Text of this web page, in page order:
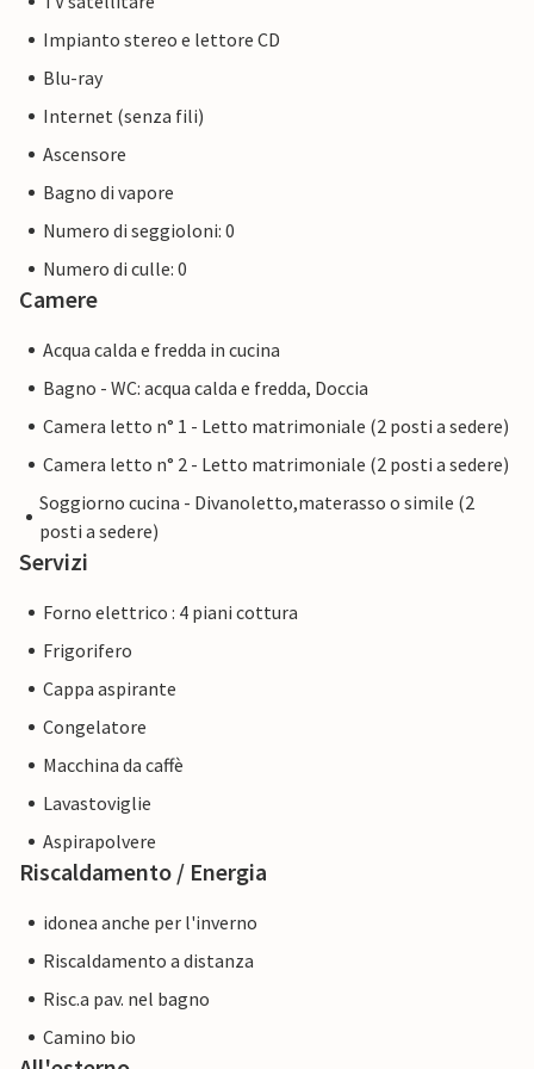
dell'azione e potrete godervi il tradizionale festival
proprio davanti alla vostra porta di casa.
Le gite in barca e le escursioni in barca a vela possono
essere prenotate direttamente in loco. Anche altre località
del Mar Baltico e le città anseatiche di Lubecca e Amburgo
sono facilmente raggiungibili per un'escursione.
Impianto stereo e lettore CD
Blu-ray
Internet (senza fili)
Ascensore
Bagno di vapore
Numero di seggioloni: 0
Numero di culle: 0
Camere
Acqua calda e fredda in cucina
Bagno - WC: acqua calda e fredda, Doccia
Camera letto n° 1 - Letto matrimoniale (2 posti a sedere)
Camera letto n° 2 - Letto matrimoniale (2 posti a sedere)
Soggiorno cucina - Divanoletto,materasso o simile (2
posti a sedere)
Servizi
Forno elettrico : 4 piani cottura
Frigorifero
Cappa aspirante
Congelatore
Macchina da caffè
Lavastoviglie
Aspirapolvere
Riscaldamento / Energia
idonea anche per l'inverno
Riscaldamento a distanza
Risc.a pav. nel bagno
Camino bio